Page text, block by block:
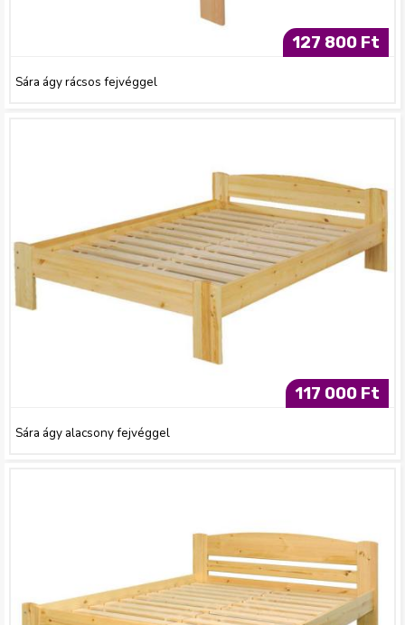
127 800 Ft
Sára ágy rácsos fejvéggel
117 000 Ft
Sára ágy alacsony fejvéggel